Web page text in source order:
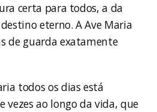
certa para todos, a da
eterno. A Ave Maria
de guarda exatamente
todos os dias está
vezes ao longo da vida, que